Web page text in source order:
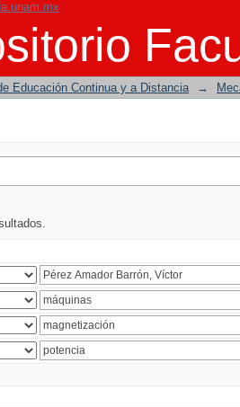
Educación Continua y a Distancia →